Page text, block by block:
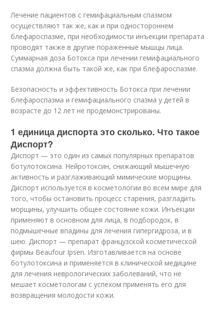
Лечение пациентов с гемифациальным спазмом
осуществляют так же, как и при одностороннем
блефароспазме, при необходимости инъекции препарата
проводят также в другие пораженные мышцы лица.
Суммарная доза Ботокса при лечении гемифациального
спазма должна быть такой же, как при блефароспазме.
Безопасность и эффективность Ботокса при лечении
блефароспазма и гемифациального спазма у детей в
возрасте до 12 лет не продемонстрированы.
1 единица диспорта это сколько. Что такое
Диспорт?
Диспорт — это один из самых популярных препаратов
ботулотоксина. Нейротоксин, снижающий мышечную
активность и разглаживающий мимические морщины.
Диспорт используется в косметологии во всем мире для
того, чтобы остановить процесс старения, разгладить
морщины, улучшить общее состояние кожи. Инъекции
применяют в основном для лица, в подбородок, в
подмышечные впадины для лечения гипергидроза, и в
шею. Диспорт — препарат французской косметической
фирмы Beaufour Ipsen. Изготавливается на основе
ботулотоксина и применяется в клинической медицине
для лечения неврологических заболеваний, что не
мешает косметологам с успехом применять его для
возвращения молодости кожи.